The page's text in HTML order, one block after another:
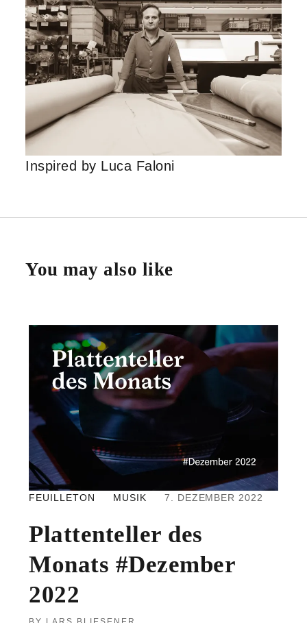
Inspired by Luca Faloni
You may also like
FEUILLETON MUSIK 7. DEZEMBER 2022
Plattenteller des
Monats #Dezember
2022